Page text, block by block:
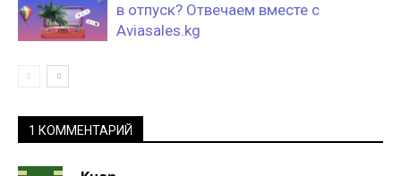
в отпуск? Отвечаем вместе с
Aviasales.kg
1 КОММЕНТАРИЙ